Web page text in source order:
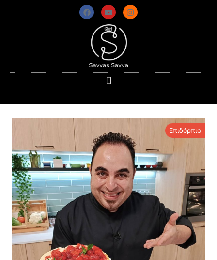
Επιδόρπιο